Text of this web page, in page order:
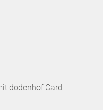
dodenhof Card